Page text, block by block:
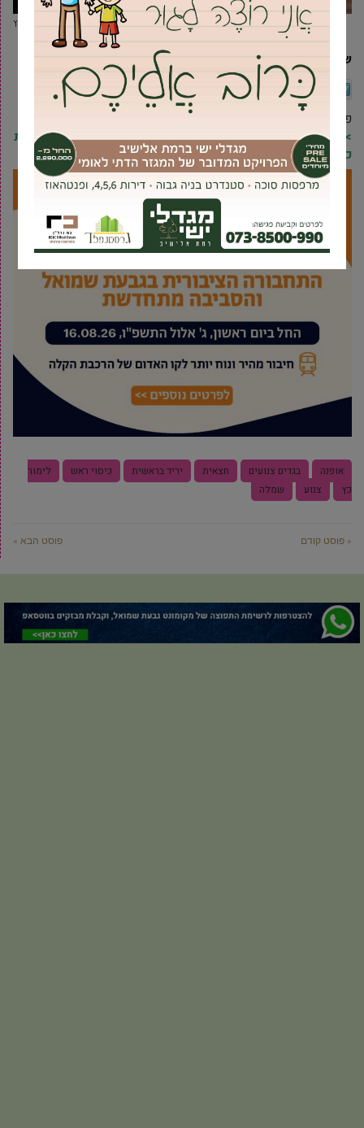
קולקציית מינימי מבית המעצבת עדי שרעבי. צילום: עדי כץ
שיתוף
Twitter
Facebook הדפסה אימייל
פרסומת
>> להצטרפות לרשימת התפוצה של מקומונט גבעת שמואל וקבלת
כל העדכונים ראשונים בווטסאפ, לחץ/י כאן <<
אופנה בגדים צנועים חצאית יריד בראשית כיסוי ראש
לימור
כץ
צנוע שמלה
« פוסט קודם פוסט הבא »